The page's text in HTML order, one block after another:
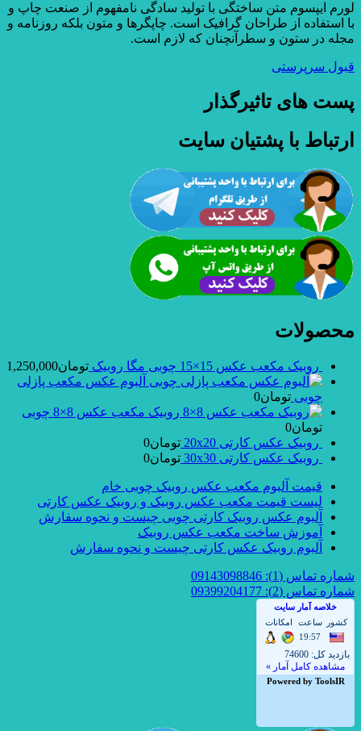
لورم ایپسوم متن ساختگی با تولید سادگی نامفهوم از صنعت چاپ و
با استفاده از طراحان گرافیک است. چاپگرها و متون بلکه روزنامه و
مجله در ستون و سطرآنچنان که لازم است.
قبول سرپرستی
پست های تاثیرگذار
ارتباط با پشتیان سایت
محصولات
روبیک مکعب عکس 15×15 چوبی مگا روبیک تومان1,250,000
آلبوم عکس مکعب پازلی
چوبی تومان0
روبیک مکعب عکس 8×8 چوبی
تومان0
روبیک عکس کارتی 20x20
تومان0
روبیک عکس کارتی 30x30
تومان0
قیمت آلبوم مکعب عکس روبیک چوبی خام
لیست قیمت مکعب عکس روبیک و روبیک عکس کارتی
آلبوم عکس روبیک کارتی چوبی چیست و نحوه سفارش
آموزش ساخت مکعب عکس روبیک
آلبوم روبیک عکس کارتی چیست و نحوه سفارش
شماره تماس (1): 09143098846
شماره تماس (2): 09399204177